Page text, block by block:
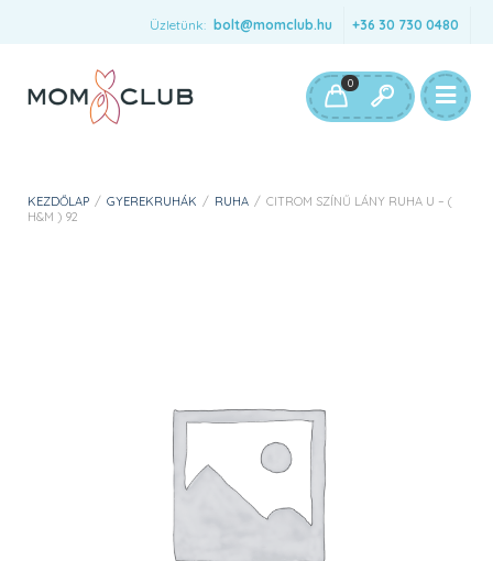
Üzletünk: bolt@momclub.hu +36 30 730 0480
0
KEZDŐLAP / GYEREKRUHÁK / RUHA / CITROM SZÍNŰ LÁNY RUHA U – (
H&M ) 92